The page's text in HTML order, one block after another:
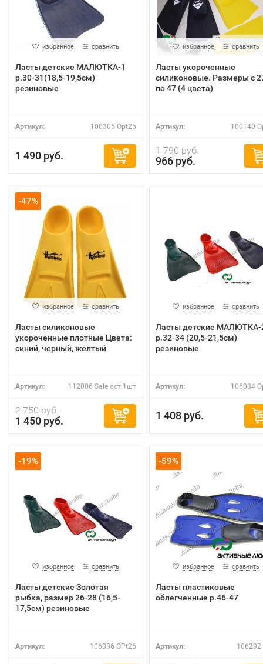
избранное сравнить
Ласты детские МАЛЮТКА-1
р.30-31(18,5-19,5см)
резиновые
Артикул: 100305 Opt26
1 490 руб.
избранное сравнить
Ласты укороченные
силиконовые. Размеры с
по 47 (4 цвета)
Артикул: 100140
1 790 руб.
966 руб.
-47%
избранное сравнить
Ласты силиконовые
укороченные плотные Цвета:
синий, черный, желтый
Артикул: 112006 Sale ост.1шт
2 750 руб.
1 450 руб.
избранное сравнить
Ласты детские МАЛЮТКА-
р.32-34 (20,5-21,5см)
резиновые
Артикул: 106034
1 408 руб.
-19%
избранное сравнить
Ласты детские Золотая
рыбка, размер 26-28 (16,5-
17,5см) резиновые
Артикул: 106036 OPt26
-59%
избранное сравнить
Ласты пластиковые
облегченные р.46-47
Артикул: 106292